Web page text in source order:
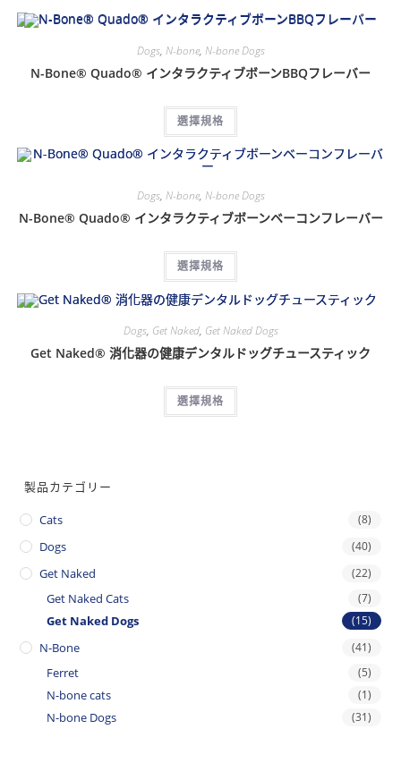
Dogs, N-bone, N-bone Dogs
N-Bone® Quado® インタラクティブボーンBBQフレーバー
選擇規格
Dogs, N-bone, N-bone Dogs
N-Bone® Quado® インタラクティブボーンベーコンフレーバー
選擇規格
Dogs, Get Naked, Get Naked Dogs
Get Naked® 消化器の健康デンタルドッグチュースティック
選擇規格
製品カテゴリー
Cats (8)
Dogs (40)
Get Naked (22)
Get Naked Cats (7)
Get Naked Dogs (15)
N-Bone (41)
Ferret (5)
N-bone cats (1)
N-bone Dogs (31)